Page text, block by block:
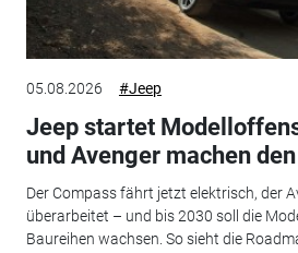
05.08.2026 #Jeep
Jeep startet
und Avenger machen
Der Compass fährt jetzt elektrisch, der
überarbeitet – und bis 2030 soll die
Baureihen wachsen. So sieht die